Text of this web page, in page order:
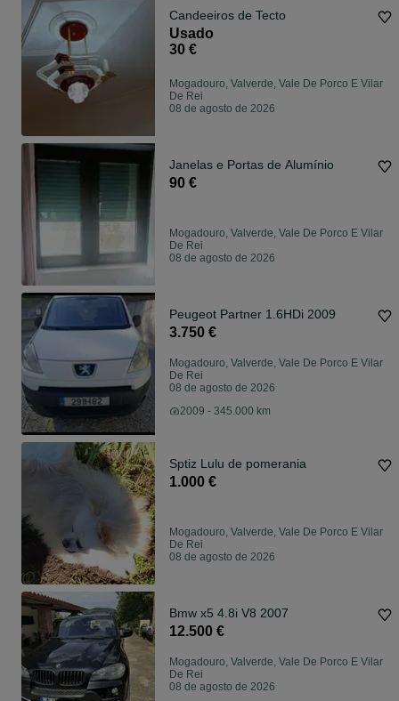
Candeeiros de Tecto
Usado
30 €
Mogadouro, Valverde, Vale De Porco E Vilar
De Rei
08 de agosto de 2026
Janelas e Portas de Alumínio
90 €
Mogadouro, Valverde, Vale De Porco E Vilar
De Rei
08 de agosto de 2026
Peugeot Partner 1.6HDi 2009
3.750 €
Mogadouro, Valverde, Vale De Porco E Vilar
De Rei
08 de agosto de 2026
2009 - 345.000 km
Sptiz Lulu de pomerania
1.000 €
Mogadouro, Valverde, Vale De Porco E Vilar
De Rei
08 de agosto de 2026
Bmw x5 4.8i V8 2007
12.500 €
Mogadouro, Valverde, Vale De Porco E Vilar
De Rei
08 de agosto de 2026